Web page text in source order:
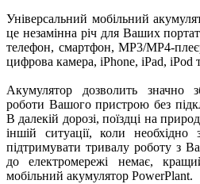
Універсальний мобільний
це незамінна річ для Ваших
телефон, смартфон, MP3/MP4-
цифрова камера, iPhone, iPad, iPod
Акумулятор дозволить значно
роботи Вашого пристрою без
В далекій дорозі, поїздці на
іншій ситуації, коли необхідно
підтримувати тривалу роботу з
до електромережі немає,
мобільний акумулятор PowerPlant.